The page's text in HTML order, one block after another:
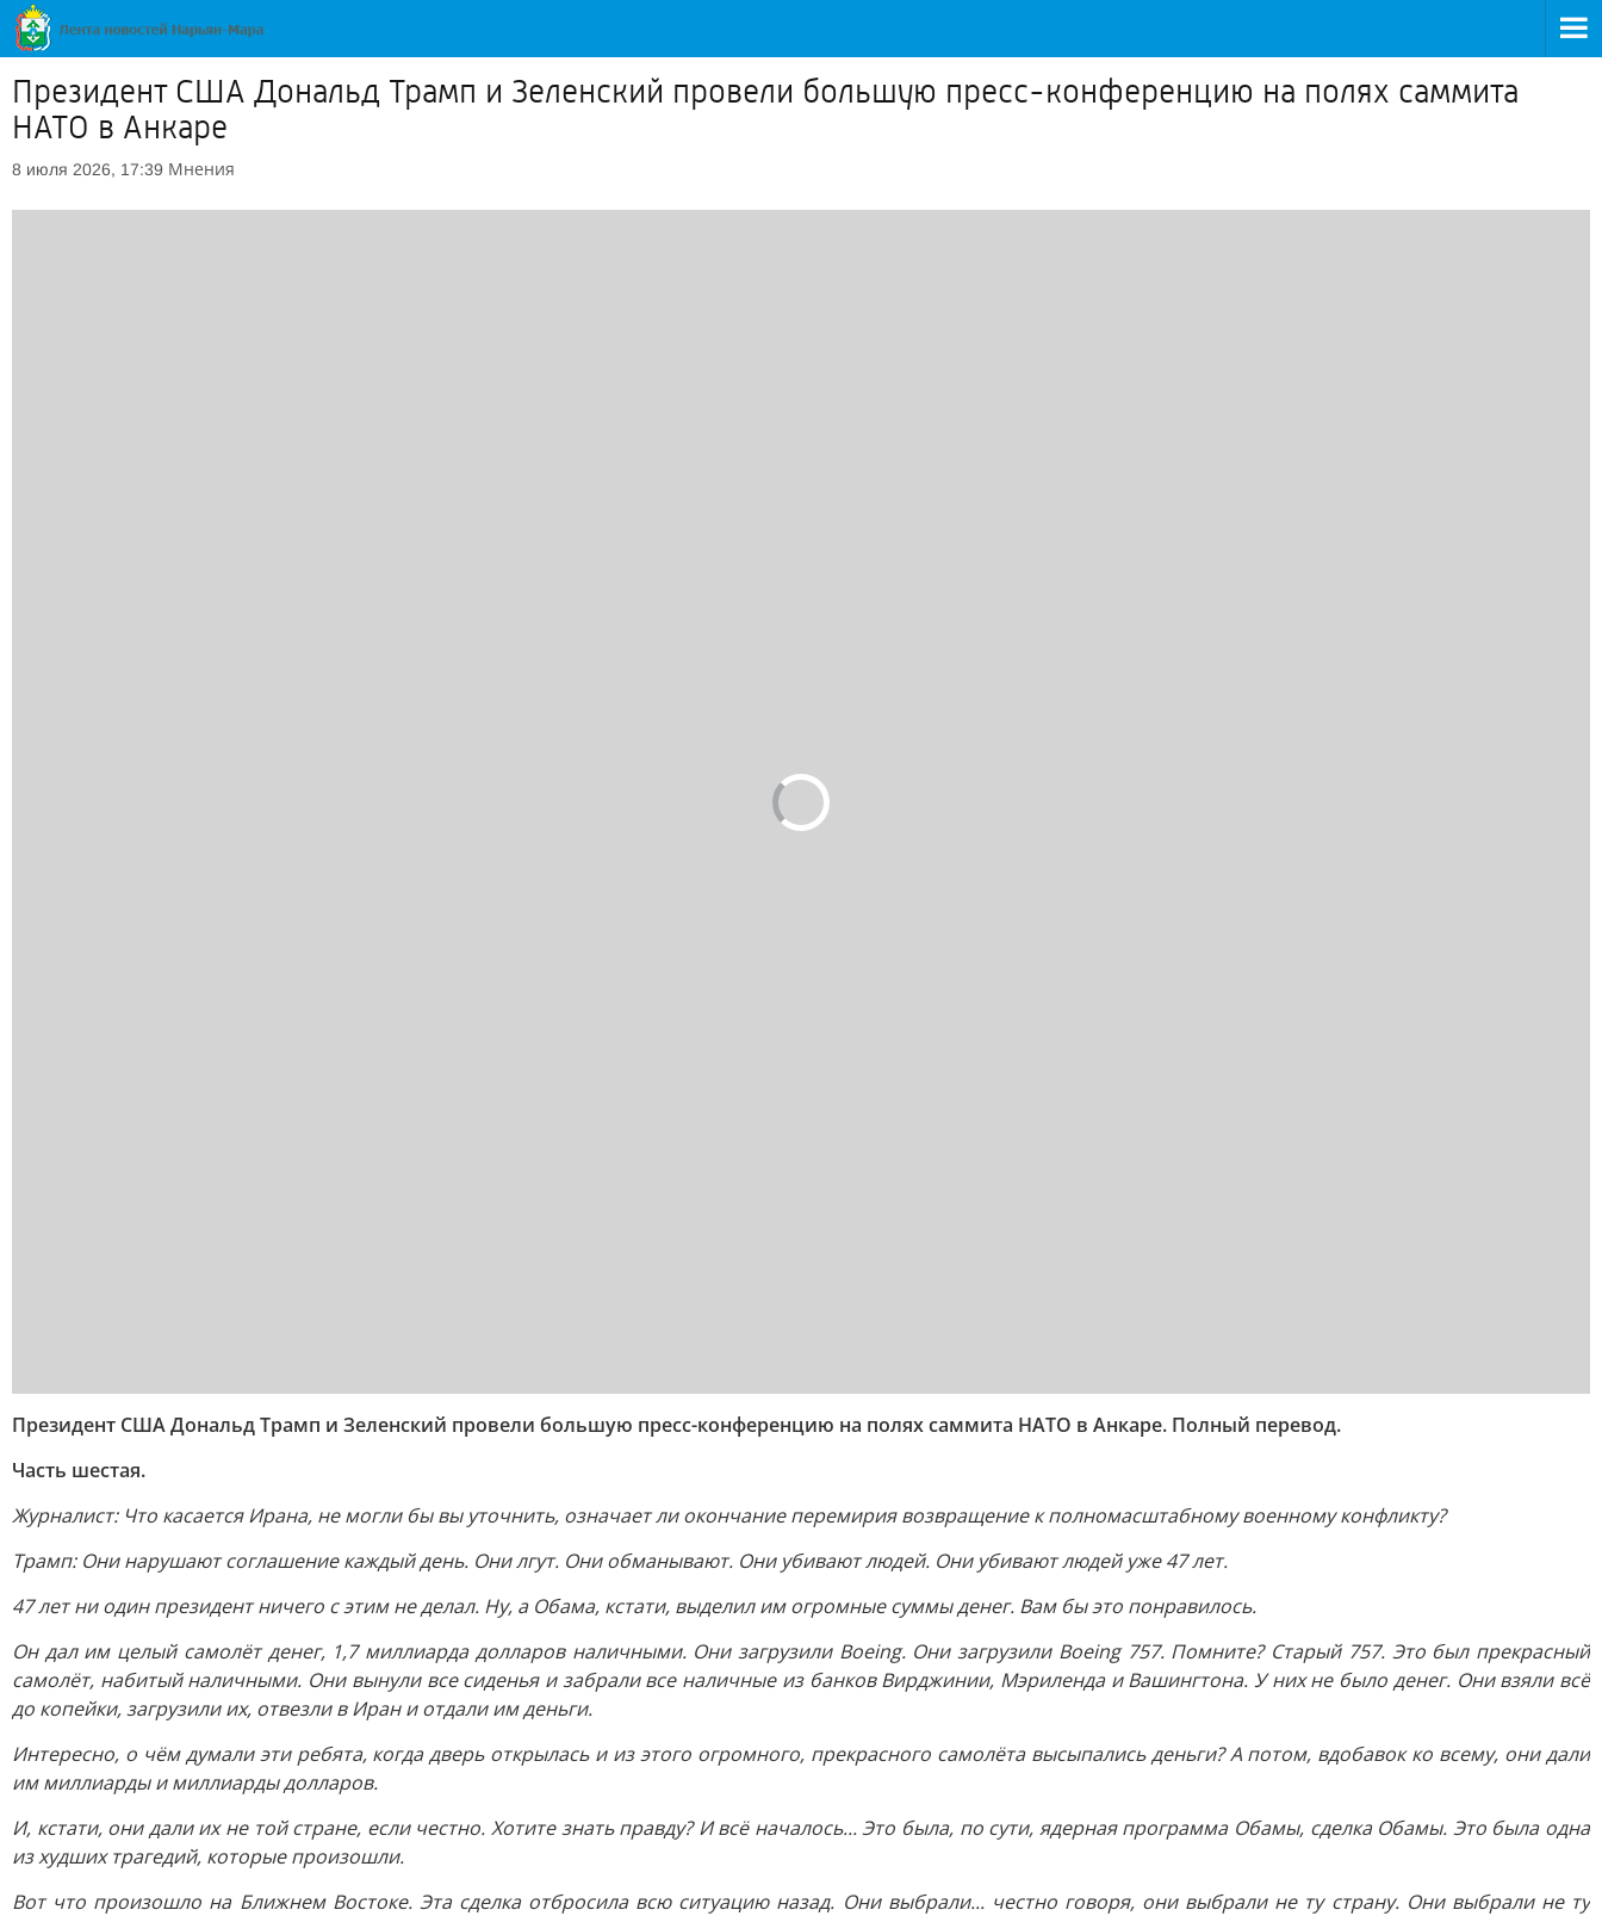
Президент США Дональд Трамп и Зеленский провели большую пресс-конференцию на полях саммита
НАТО в Анкаре
8 июля 2026, 17:39 Мнения
Президент США Дональд Трамп и Зеленский провели большую пресс-конференцию на полях саммита НАТО в Анкаре. Полный перевод.
Часть шестая.
Журналист: Что касается Ирана, не могли бы вы уточнить, означает ли окончание перемирия возвращение к полномасштабному военному конфликту?
Трамп: Они нарушают соглашение каждый день. Они лгут. Они обманывают. Они убивают людей. Они убивают людей уже 47 лет.
47 лет ни один президент ничего с этим не делал. Ну, а Обама, кстати, выделил им огромные суммы денег. Вам бы это понравилось.
Он дал им целый самолёт денег, 1,7 миллиарда долларов наличными. Они загрузили Boeing. Они загрузили Boeing 757. Помните? Старый 757. Это был прекрасный
самолёт, набитый наличными. Они вынули все сиденья и забрали все наличные из банков Вирджинии, Мэриленда и Вашингтона. У них не было денег. Они взяли всё
до копейки, загрузили их, отвезли в Иран и отдали им деньги.
Интересно, о чём думали эти ребята, когда дверь открылась и из этого огромного, прекрасного самолёта высыпались деньги? А потом, вдобавок ко всему, они дали
им миллиарды и миллиарды долларов.
И, кстати, они дали их не той стране, если честно. Хотите знать правду? И всё началось... Это была, по сути, ядерная программа Обамы, сделка Обамы. Это была одна
из худших трагедий, которые произошли.
Вот что произошло на Ближнем Востоке. Эта сделка отбросила всю ситуацию назад. Они выбрали... честно говоря, они выбрали не ту страну. Они выбрали не ту